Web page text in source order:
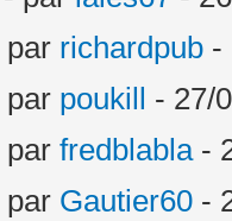
par richardpub -
par poukill - 27/
par fredblabla-
par Gautier60 -